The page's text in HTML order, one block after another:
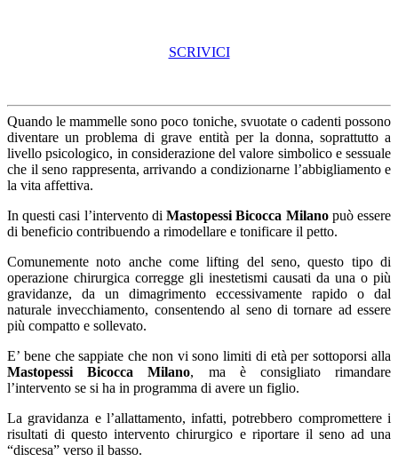
SCRIVICI
Quando le mammelle sono poco toniche, svuotate o cadenti possono
diventare un problema di grave entità per la donna, soprattutto a
livello psicologico, in considerazione del valore simbolico e sessuale
che il seno rappresenta, arrivando a condizionarne l’abbigliamento e
la vita affettiva.
In questi casi l’intervento diMastopessi Bicocca Milanopuò essere
di beneficio contribuendo a rimodellare e tonificare il petto.
Comunemente noto anche come lifting del seno, questo tipo di
operazione chirurgica corregge gli inestetismi causati da una o più
gravidanze, da un dimagrimento eccessivamente rapido o dal
naturale invecchiamento, consentendo al seno di tornare ad essere
più compatto e sollevato.
E’ bene che sappiate che non vi sono limiti di età per sottoporsi alla
Mastopessi Bicocca Milano, ma è consigliato rimandare
l’intervento se si ha in programma di avere un figlio.
La gravidanza e l’allattamento, infatti, potrebbero compromettere i
risultati di questo intervento chirurgico e riportare il seno ad una
“discesa” verso il basso.